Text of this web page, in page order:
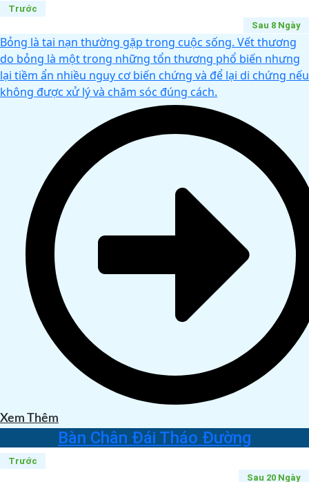
Trước
Sau 8 Ngày
Bỏng là tai nạn thường gặp trong cuộc sống. Vết thương
do bỏng là một trong những tổn thương phổ biến nhưng
lại tiềm ẩn nhiều nguy cơ biến chứng và để lại di chứng nếu
không được xử lý và chăm sóc đúng cách.
Xem Thêm
Bàn Chân Đái Tháo Đường
Trước
Sau 20 Ngày